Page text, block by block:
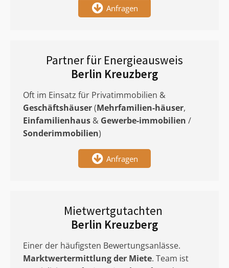
Anfragen
Partner für Energieausweis
Berlin Kreuzberg
Oft im Einsatz für Privatimmobilien &
Geschäftshäuser(Mehrfamilien-häuser,
Einfamilienhaus & Gewerbe-immobilien /
Sonderimmobilien)
Anfragen
Mietwertgutachten
Berlin Kreuzberg
Einer der häufigsten Bewertungsanlässe.
Marktwertermittlungder Miete. Team ist